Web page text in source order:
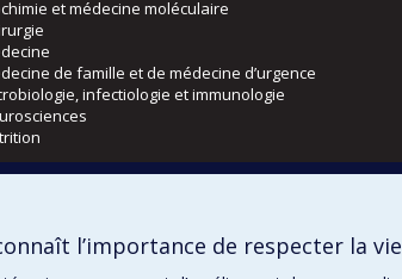
et médecine moléculaire
de famille et de médecine d’urgence
infectiologie et immunologie
et audiologie
l’importance de respecter la